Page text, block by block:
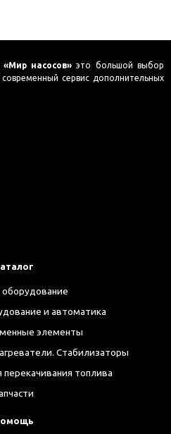
«Мир насосов» это большой выбор
сервис дополнительных
оборудование
и автоматика
элементы
Стабилизаторы
топлива